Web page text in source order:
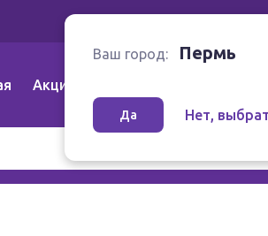
Акции
Ваш город: Пермь
Да Нет,